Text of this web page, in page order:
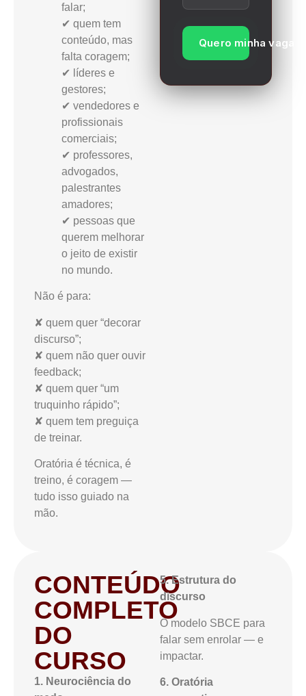
falar;
✔ quem tem
conteúdo, mas
falta coragem;
✔ líderes e
gestores;
✔ vendedores e
profissionais
comerciais;
✔ professores,
advogados,
palestrantes
amadores;
✔ pessoas que
querem melhorar
o jeito de existir
no mundo.
Não é para:
✘ quem quer “decorar
discurso”;
✘ quem não quer ouvir
feedback;
✘ quem quer “um
truquinho rápido”;
✘ quem tem preguiça
de treinar.
Oratória é técnica, é
treino, é coragem —
tudo isso guiado na
mão.
Quero minha vaga
CONTEÚDO
COMPLETO
DO
CURSO
1. Neurociência do
5. Estrutura do
discurso
O modelo SBCE para
falar sem enrolar — e
impactar.
6. Oratória